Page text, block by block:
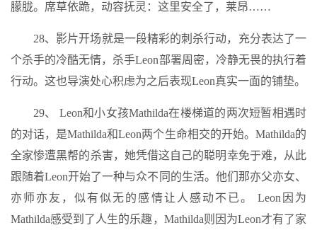
朦胧。席草依跪，动容抚灵：这里安全了，莱昂……
28、影片开场就是一段精彩的刺杀行动，充分表达了一
个杀手的冷酷无情，杀手Leon部署周密，冷静无畏的执行着
行动。这也导演处心积虑为之后表现Leon真实一面的铺垫。
29、 Leon和小女孩Mathilda在楼梯道的两次短暂相遇时
的对话，是Mathilda和Leon两个生命相交的开始。Mathilda的
全家惨遭黑帮的杀害，她凭借这自己的聪明幸免于难，从此
跟随着Leon开始了一种与众不同的生活。他们那亦父亦女、
亦师亦友，似有似无的感情让人感动不已。 Leon因为
Mathilda感受到了人生的乐趣，Mathilda则因为Leon才有了家